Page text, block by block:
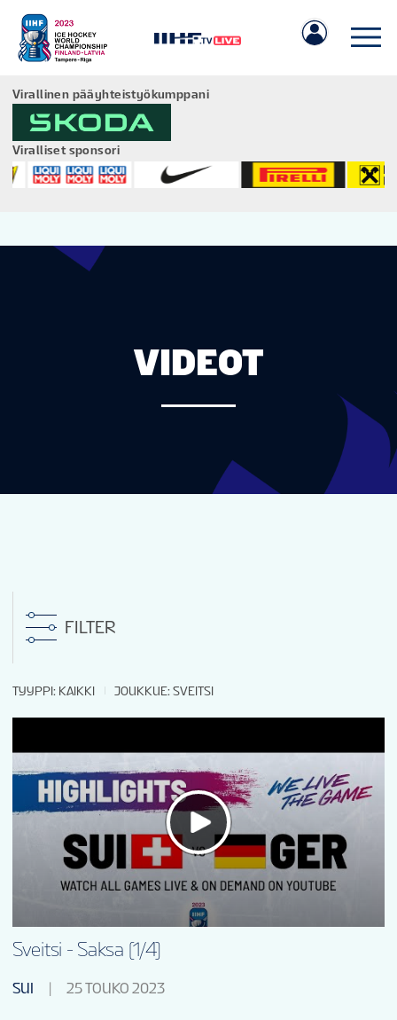
Virallinen pääyhteistyökumppani
Viralliset sponsori
PELIT
VAPAAEHTOISET
KISAINFO
FI
VIDEOT
FILTER
TYYPPI: KAIKKI JOUKKUE: SVEITSI
Sveitsi - Saksa (1/4)
SUI 25 TOUKO 2023